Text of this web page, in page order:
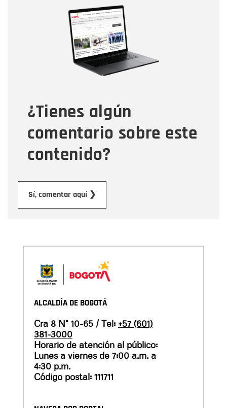
¿Tienes algún
comentario sobre este
contenido?
Sí, comentar aquí ❯
Correo electrónico
Tipo de comentario
Mensaje
ALCALDÍA DE BOGOTÁ
Cra 8 N° 10-65 / Tel: +57 (601)
381-3000
Horario de atención al público:
Lunes a viernes de 7:00 a.m. a
4:30 p.m.
Código postal: 111711